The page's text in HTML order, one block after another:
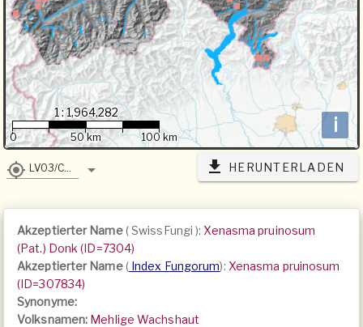
i
1 : 1,964,282
0 50 km 100 km
LV03/CH1903 HERUNTERLADEN
Akzeptierter Name(SwissFungi): Xenasma pruinosum
(Pat.) Donk (ID=7304)
Akzeptierter Name(Index Fungorum): Xenasma pruinosum
(ID=307834)
Synonyme:
Volksnamen: Mehlige Wachshaut